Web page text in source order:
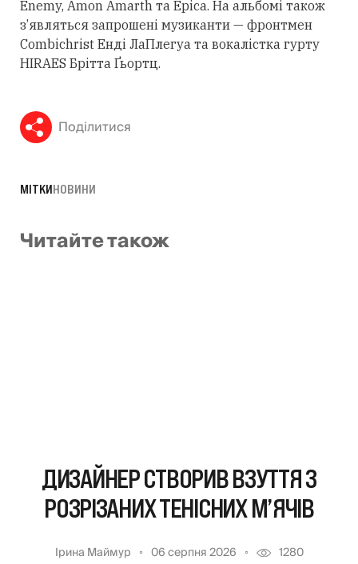
Enemy, Amon Amarth та Epica. На альбомі також
з’являться запрошені музиканти — фронтмен
Combichrist Енді ЛаПлегуа та вокалістка гурту
HIRAES Брітта Ґьортц.
Поділитися
МІТКИНОВИНИ
Читайте також
ДИЗАЙНЕР СТВОРИВ ВЗУТТЯ З
РОЗРІЗАНИХ ТЕНІСНИХ М’ЯЧІВ
Ірина Маймур 06 серпня 2026 1280